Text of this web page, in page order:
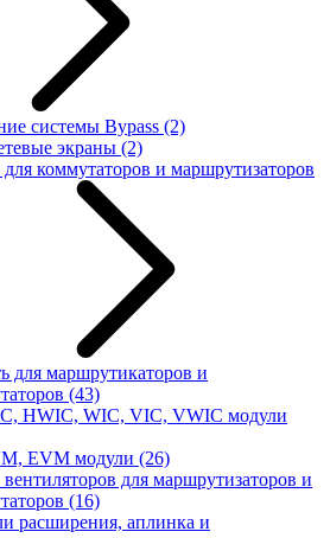
системы Bypass (2)
экраны (2)
коммутаторов и маршрутизаторов
для маршрутикаторов и
(43)
HWIC, WIC, VIC, VWIC модули
EVM модули (26)
для маршрутизаторов и
(16)
расширения, аплинка и